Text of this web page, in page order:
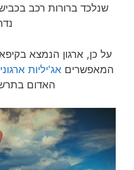
שנלכד ברורות רכב
על כן, ארגון הנמצא
המאפשרים אג'יליות
האדום